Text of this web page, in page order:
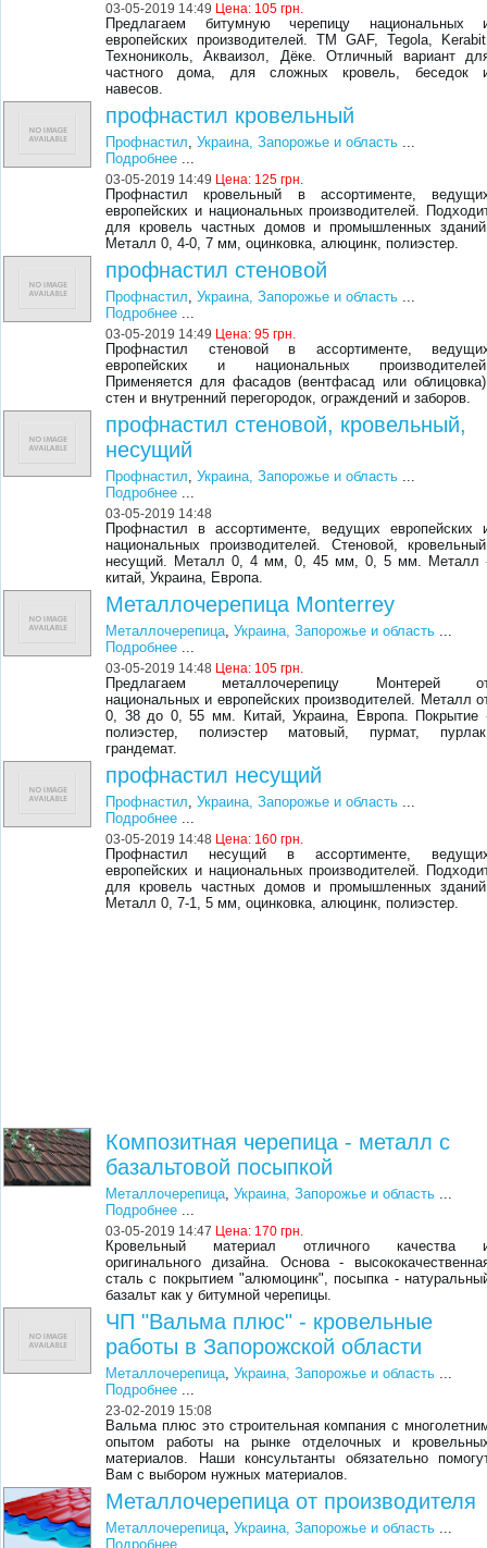
03-05-2019 14:49 Цена: 105 грн.
Предлагаем битумную черепицу национальных
европейских производителей. ТМ GAF, Tegola,
Технониколь, Акваизол, Дёке. Отличный вариант
частного дома, для сложных кровель, беседок
навесов.
профнастил кровельный
Профнастил,Украина, Запорожье и область ...
Подробнее ...
03-05-2019 14:49 Цена: 125 грн.
Профнастил кровельный в ассортименте,
европейских и национальных производителей.
для кровель частных домов и промышленных
Металл 0, 4-0, 7 мм, оцинковка, алюцинк, полиэстер.
профнастил стеновой
Профнастил,Украина, Запорожье и область ...
Подробнее ...
03-05-2019 14:49 Цена:95 грн.
Профнастил стеновой в ассортименте,
европейских и национальных
Применяется для фасадов (вентфасад или
стен и внутренний перегородок, ограждений и заборов.
профнастил стеновой, кровельный,
несущий
Профнастил,Украина, Запорожье и область ...
Подробнее ...
03-05-2019 14:48
Профнастил в ассортименте, ведущих европейских
национальных производителей. Стеновой,
несущий. Металл 0, 4 мм, 0, 45 мм, 0, 5 мм. Металл
китай, Украина, Европа.
Металлочерепица Monterrey
Металлочерепица,Украина, Запорожье и область ...
Подробнее ...
03-05-2019 14:48 Цена: 105 грн.
Предлагаем металлочерепицу Монтерей
национальных и европейских производителей. Металл
0, 38 до 0, 55 мм. Китай, Украина, Европа. Покрытие
полиэстер, полиэстер матовый, пурмат,
грандемат.
профнастил несущий
Профнастил,Украина, Запорожье и область ...
Подробнее ...
03-05-2019 14:48 Цена: 160 грн.
Профнастил несущий в ассортименте,
европейских и национальных производителей.
для кровель частных домов и промышленных
Металл 0, 7-1, 5 мм, оцинковка, алюцинк, полиэстер.
Композитная черепица - металл с
базальтовой посыпкой
Металлочерепица,Украина, Запорожье и область ...
Подробнее ...
03-05-2019 14:47 Цена: 170 грн.
Кровельный материал отличного качества
оригинального дизайна. Основа -
сталь с покрытием "алюмоцинк", посыпка -
базальт как у битумной черепицы.
ЧП "Вальма плюс" - кровельные
работы в Запорожской области
Металлочерепица,Украина, Запорожье и область ...
Подробнее ...
23-02-2019 15:08
Вальма плюс это строительная компания с
опытом работы на рынке отделочных и
материалов. Наши консультанты обязательно
Вам с выбором нужных материалов.
Металлочерепица от производителя
Металлочерепица,Украина, Запорожье и область ...
Подробнее